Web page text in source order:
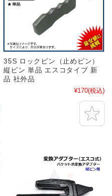
35S ロックピン（止めピン）
縦ピン 単品 エスコタイプ 新
品 社外品
¥170(税込)